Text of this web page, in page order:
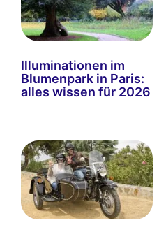
Illuminationen im
Blumenpark in Paris:
alles wissen für 2026